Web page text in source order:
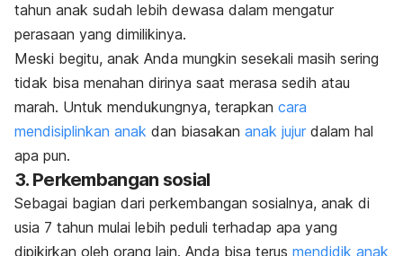
tahun anak sudah lebih dewasa dalam mengatur
perasaan yang dimilikinya.
Meski begitu, anak Anda mungkin sesekali masih sering
tidak bisa menahan dirinya saat merasa sedih atau
marah. Untuk mendukungnya, terapkan cara
mendisiplinkan anak dan biasakan anak jujur dalam hal
apa pun.
3. Perkembangan sosial
Sebagai bagian dari perkembangan sosialnya, anak di
usia 7 tahun mulai lebih peduli terhadap apa yang
dipikirkan oleh orang lain. Anda bisa terus mendidik anak